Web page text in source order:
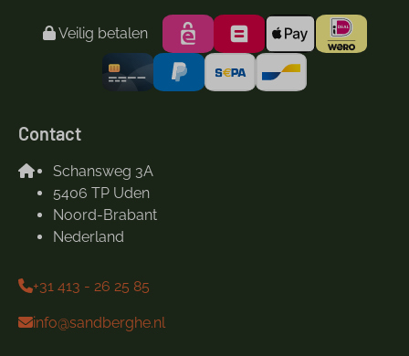
Veilig betalen
Contact
Schansweg 3A
5406 TP Uden
Noord-Brabant
Nederland
+31 413 - 26 25 85
info@sandberghe.nl